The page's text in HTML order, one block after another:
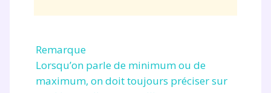
Remarque
Lorsqu’on parle de minimum ou de
maximum, on doit toujours préciser sur